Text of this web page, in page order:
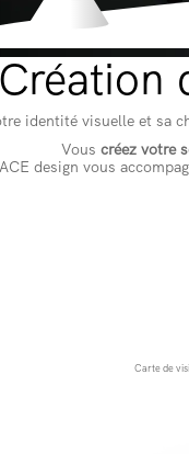
Création
identité visuelle et sa
Vous créez votre
design vous
Carte de